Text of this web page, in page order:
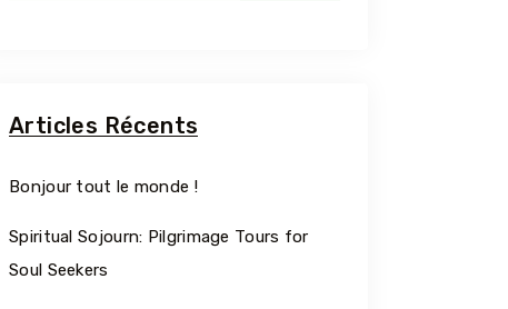
Articles Récents
Bonjour tout le monde !
Spiritual Sojourn: Pilgrimage Tours for
Soul Seekers